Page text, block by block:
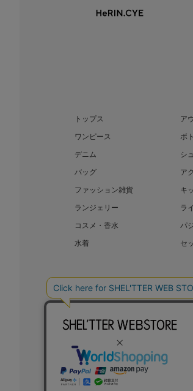
トップス
ア
ワンピース
ボ
デニム
シ
バッグ
ア
ファッション雑貨
キ
ランジェリー
ラ
コスメ・香水
パ
水着
セ
BAROQUE JAPAN LIMITED
COPYRIGHT © BAROQUE JAPAN